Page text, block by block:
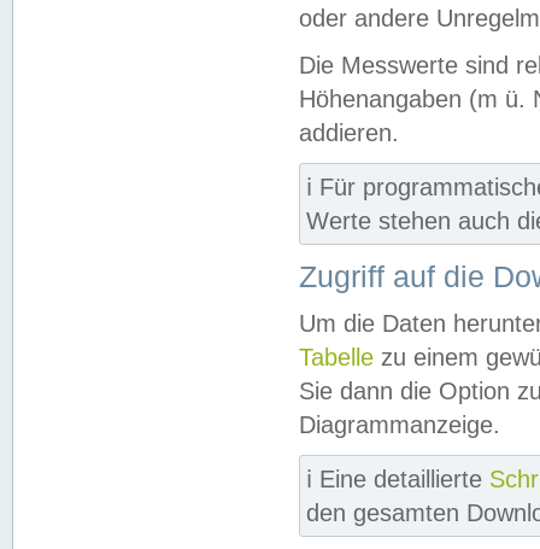
oder andere
Die Messwerte sind
Höhenangaben (m ü.
addieren.
ℹ️ Für
Werte stehen auch
Zugriff auf die
Um die Daten
Tabelle zu einem
Sie dann die Option
Diagrammanzeige.
ℹ️ Eine detaillierte
den gesamten